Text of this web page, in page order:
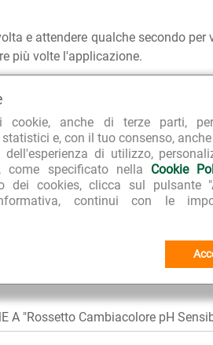
cookie, anche di terze parti,
e, con il tuo consenso,
di utilizzo,
specificato nella Cookie
dei cookies, clicca sul pulsante
continui con le
e attendere qualche secondo per
più volte l'applicazione.
TOP E-COMMERCE 2022
Repubblica Affari&Finanza
e bio
A "Rossetto Cambiacolore pH